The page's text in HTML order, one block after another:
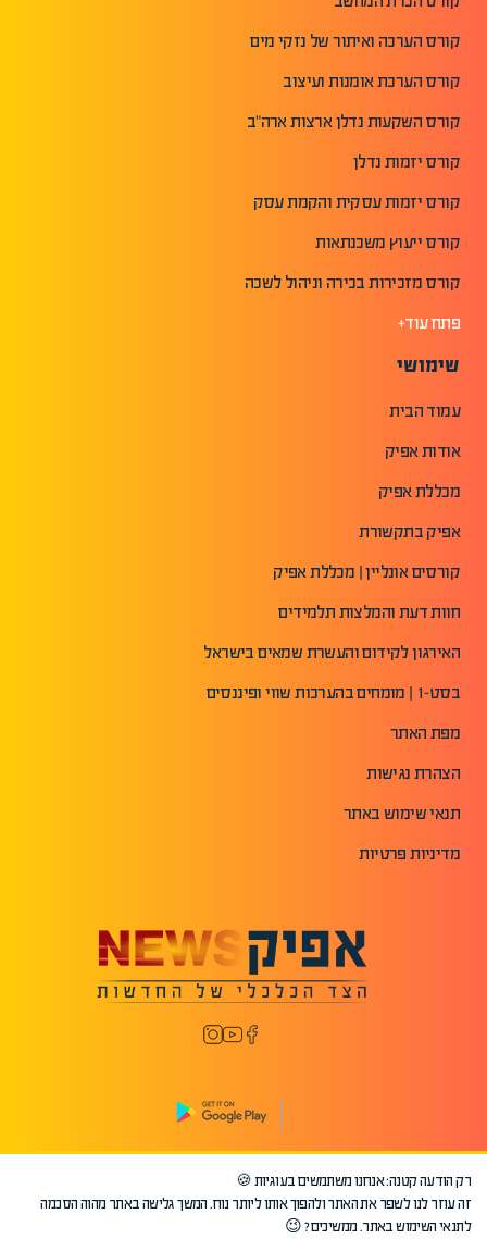
קורס הערכה ואיתור של נזקי מים
קורס הערכת אומנות ועיצוב
קורס השקעות נדלן ארצות ארה"ב
קורס יזמות נדלן
קורס יזמות עסקית והקמת עסק
קורס ייעוץ משכנתאות
קורס מזכירות בכירה וניהול לשכה
פתח עוד+
שימושי
עמוד הבית
אודות אפיק
מכללת אפיק
אפיק בתקשורת
קורסים אונליין | מכללת אפיק
חוות דעת והמלצות תלמידים
האירגון לקידום והעשרת שמאים בישראל
בסט-1 | מומחים בהערכות שווי ופיננסים
מפת האתר
הצהרת נגישות
תנאי שימוש באתר
מדיניות פרטיות
©2026 כל הזכויות שמורות לאפיק.
רק הודעה קטנה: אנחנו משתמשים בעוגיות 🍪
זה עוזר לנו לשפר את האתר ולהפוך אותו ליותר נוח. המשך גלישה באתר מהוה הסכמה
לתנאי השימוש באתר. ממשיכים? 😉